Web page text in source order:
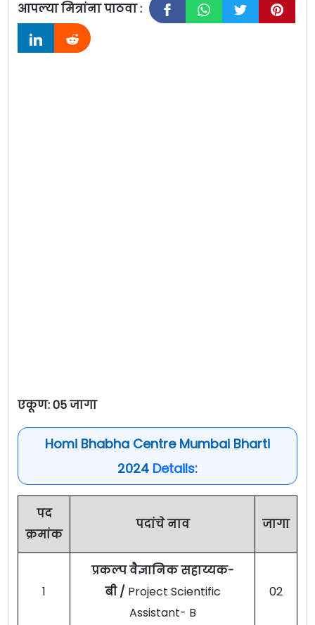
आपल्या मित्रांना पाठवा :
एकूण: 05 जागा
Homi Bhabha Centre Mumbai Bharti
2024 Details:
पद
क्रमांक
पदांचे नाव जागा
1
प्रकल्प वैज्ञानिक सहाय्यक-
बी / Project Scientific
Assistant- B
02